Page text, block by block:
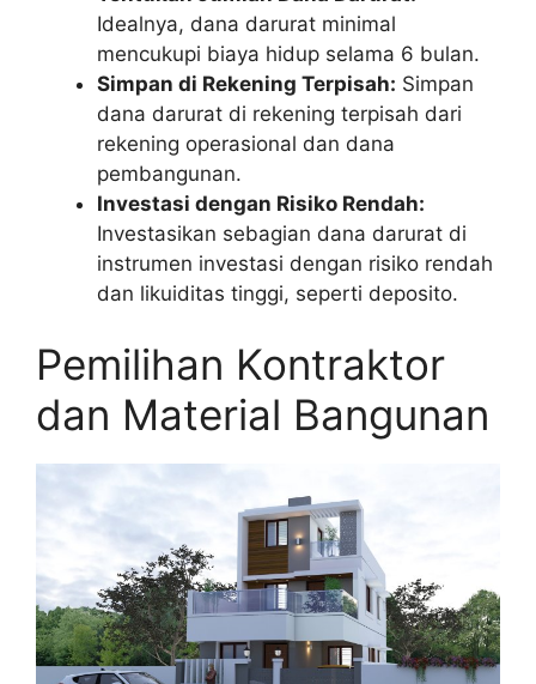
Idealnya, dana darurat minimal
mencukupi biaya hidup selama 6 bulan.
Simpan di Rekening Terpisah: Simpan
dana darurat di rekening terpisah dari
rekening operasional dan dana
pembangunan.
Investasi dengan Risiko Rendah:
Investasikan sebagian dana darurat di
instrumen investasi dengan risiko rendah
dan likuiditas tinggi, seperti deposito.
Pemilihan Kontraktor
dan Material Bangunan